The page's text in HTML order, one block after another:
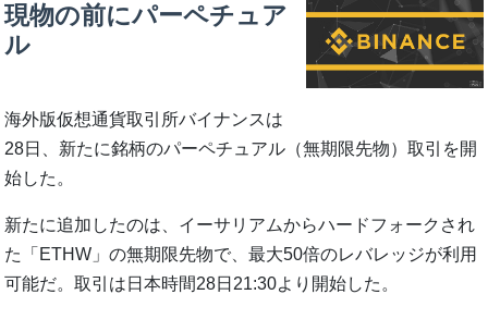
現物の前にパーペチュア
ル
海外版仮想通貨取引所バイナンスは
28日、新たに銘柄のパーペチュアル（無期限先物）取引を開
始した。
新たに追加したのは、イーサリアムからハードフォークされ
た「ETHW」の無期限先物で、最大50倍のレバレッジが利用
可能だ。取引は日本時間28日21:30より開始した。